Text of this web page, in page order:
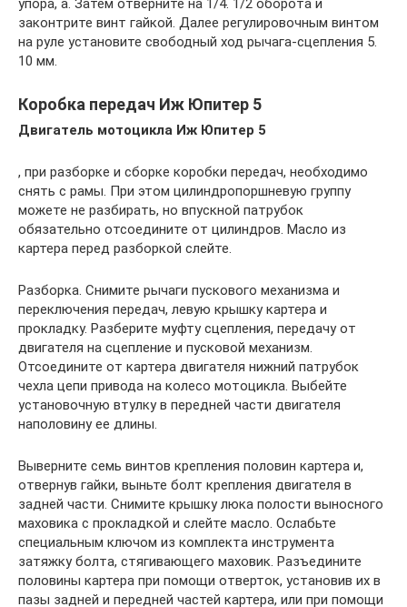
упора, а. Затем отверните на 1/4. 1/2 оборота и
законтрите винт гайкой. Далее регулировочным винтом
на руле установите свободный ход рычага-сцепления 5.
10 мм.
Коробка передач Иж Юпитер 5
Двигатель мотоцикла Иж Юпитер 5
, при разборке и сборке коробки передач, необходимо
снять с рамы. При этом цилиндропоршневую группу
можете не разбирать, но впускной патрубок
обязательно отсоедините от цилиндров. Масло из
картера перед разборкой слейте.
Разборка. Снимите рычаги пускового механизма и
переключения передач, левую крышку картера и
прокладку. Разберите муфту сцепления, передачу от
двигателя на сцепление и пусковой механизм.
Отсоедините от картера двигателя нижний патрубок
чехла цепи привода на колесо мотоцикла. Выбейте
установочную втулку в передней части двигателя
наполовину ее длины.
Выверните семь винтов крепления половин картера и,
отвернув гайки, выньте болт крепления двигателя в
задней части. Снимите крышку люка полости выносного
маховика с прокладкой и слейте масло. Ослабьте
специальным ключом из комплекта инструмента
затяжку болта, стягивающего маховик. Разъедините
половины картера при помощи отверток, установив их в
пазы задней и передней частей картера, или при помощи